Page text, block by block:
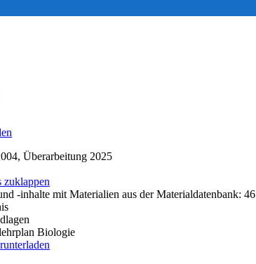
Überarbeitung 2025
zuklappen
-inhalte mit Materialien aus der Materialdatenbank: 46
Biologie